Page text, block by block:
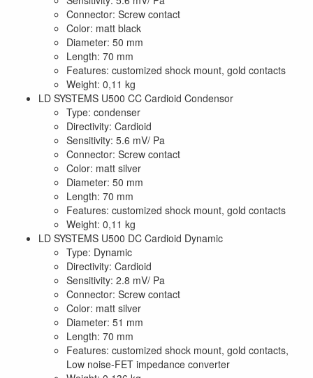
Connector: Screw contact
Color: matt black
Diameter: 50 mm
Length: 70 mm
Features: customized shock mount, gold contacts
Weight: 0,11 kg
LD SYSTEMS U500 CC Cardioid Condensor
Type: condenser
Directivity: Cardioid
Sensitivity: 5.6 mV/ Pa
Connector: Screw contact
Color: matt silver
Diameter: 50 mm
Length: 70 mm
Features: customized shock mount, gold contacts
Weight: 0,11 kg
LD SYSTEMS U500 DC Cardioid Dynamic
Type: Dynamic
Directivity: Cardioid
Sensitivity: 2.8 mV/ Pa
Connector: Screw contact
Color: matt silver
Diameter: 51 mm
Length: 70 mm
Features: customized shock mount, gold contacts,
Low noise-FET impedance converter